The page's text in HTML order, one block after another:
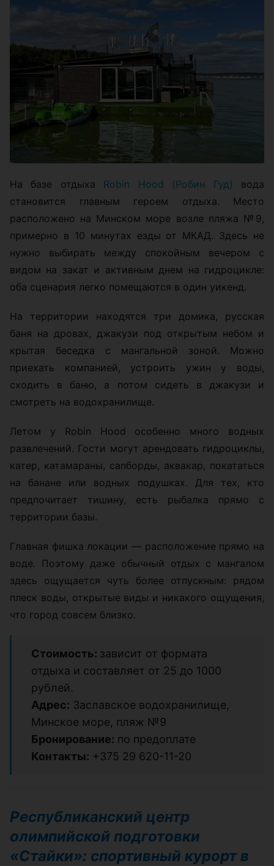
На базе отдыха Robin Hood (Робин Гуд) вода
становится главным героем отдыха. Место
расположено на Минском море возле пляжа №9,
примерно в 10 минутах езды от МКАД. Здесь не
нужно выбирать между спокойным вечером с
видом на закат и активным днем на гидроцикле:
оба сценария легко помещаются в один уикенд.
На территории находятся три домика, русская
баня на дровах, джакузи под открытым небом и
крытая беседка с мангальной зоной. Можно
приехать компанией, устроить ужин у воды,
сходить в баню, а потом сидеть в джакузи и
смотреть на водохранилище.
Летом у Robin Hood особенно много водных
развлечений. Гости могут арендовать гидроциклы,
катер, катамараны, сапборды, аквакар, покататься
на банане или водных подушках. Для тех, кто
предпочитает тишину, есть рыбалка прямо с
территории базы.
Главная фишка локации — расположение прямо на
воде. Поэтому даже обычный отдых с мангалом
здесь ощущается чуть более отпускным: рядом
плеск воды, открытые виды и никакого ощущения,
что город совсем близко.
Стоимость: зависит от формата
отдыха и составляет от 25 до 1000
рублей.
Адрес: Заславское водохранилище,
Минское море, пляж №9
Бронирование: по предоплате
Контакты: +375 29 620-11-20
Республиканский центр
олимпийской подготовки
«Стайки»: спортивный курорт в